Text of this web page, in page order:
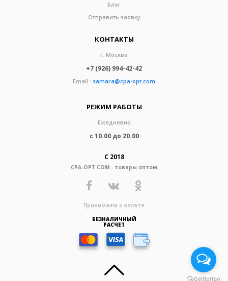
Блог
Отправить заявку
КОНТАКТЫ
г. Москва
+7 (926) 994-42-42
Email : samara@cpa-opt.com
РЕЖИМ РАБОТЫ
Ежедневно
с 10.00 до 20.00
С 2018
CPA-OPT.COM - товары оптом
Принимаем к оплате
БЕЗНАЛИЧНЫЙ
РАСЧЕТ